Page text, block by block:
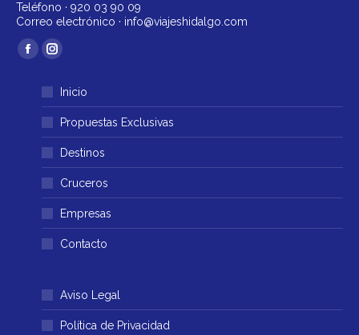
Teléfono · 920 03 90 09
Correo electrónico · info@viajeshidalgo.com
Encuéntranos en:
Facebook
abre
una
ventana
Instagram
se
abre
en
una
ventana
Inicio
Propuestas Exclusivas
Destinos
Cruceros
Empresas
Contacto
Aviso Legal
Política de Privacidad